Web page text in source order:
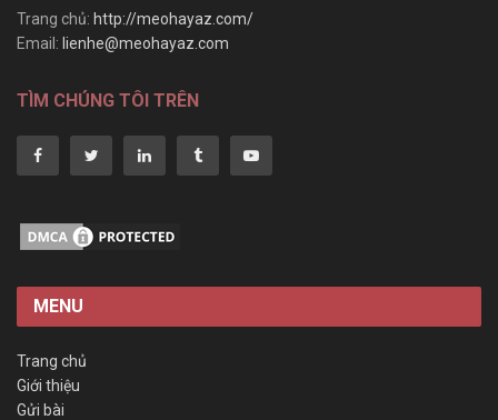
Trang chủ: http://meohayaz.com/
Email: lienhe@meohayaz.com
TÌM CHÚNG TÔI TRÊN
MENU
Trang chủ
Giới thiệu
Gửi bài